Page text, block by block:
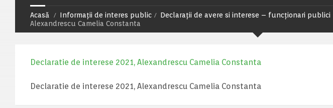
Acasă Informații de interes public Declarații de avere si interese – funcționari publici
Alexandrescu Camelia Constanta
Declaratie de interese 2021, Alexandrescu Camelia Constanta
Declaratie de interese 2021, Alexandrescu Camelia Constanta